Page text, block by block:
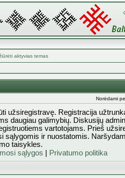
aktyvias temas
Norėdami
užsiregistravę. Registracija
daugiau galimybių. Diskusijų
vartotojams. Prieš
sąlygomis ir nuostatomis.
taisykles.
sąlygos
Privatumo politika